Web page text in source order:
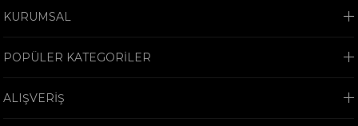
KURUMSAL
POPÜLER KATEGORİLER
ALIŞVERİŞ